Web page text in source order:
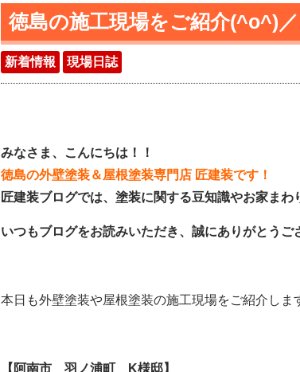
徳島の施工現場をご紹介(^o^)
新着情報 現場日誌
みなさま、こんにちは！！
徳島の外壁塗装＆屋根塗装専門店 匠建装です！
匠建装ブログでは、塗装に関する豆知識やお家まわ
いつもブログをお読みいただき、誠にありがとうご
本日も外壁塗装や屋根塗装の施工現場をご紹介しま
【阿南市 羽ノ浦町 K様邸】